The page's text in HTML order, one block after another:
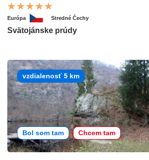
Európa Stredné Čechy
Svätojánske prúdy
vzdialenosť 5 km
Bol som tam Chcem tam